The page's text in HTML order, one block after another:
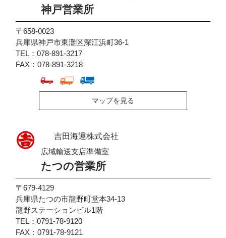
神戸営業所
〒658-0023
兵庫県神戸市東灘区深江浜町36-1
TEL：078-891-3217
FAX：078-891-3218
マップを見る
吉田海運株式会社
広域輸送支店準備室
たつの営業所
〒679-4129
兵庫県たつの市龍野町堂本34-13
龍野ステーションビル1階
TEL：0791-78-9120
FAX：0791-78-9121